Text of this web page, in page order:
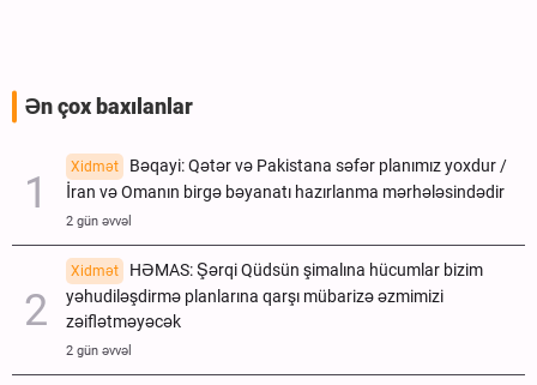
Ən çox baxılanlar
Xidmət
Bəqayi: Qətər və Pakistana səfər planımız yoxdur /
İran və Omanın birgə bəyanatı hazırlanma mərhələsindədir
2 gün əvvəl
Xidmət
HƏMAS: Şərqi Qüdsün şimalına hücumlar bizim
yəhudiləşdirmə planlarına qarşı mübarizə əzmimizi
zəiflətməyəcək
2 gün əvvəl